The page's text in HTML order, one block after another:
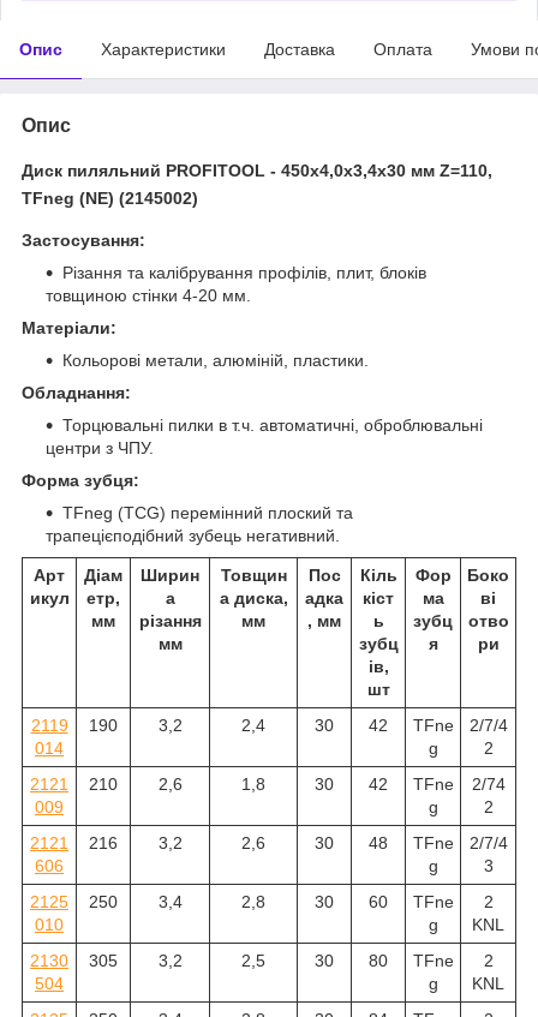
Опис Характеристики Доставка Оплата Умови
Опис
Диск пиляльний PROFITOOL - 450х4,0х3,4х30 мм Z=110,
TFneg (NE) (2145002)
Застосування:
Різання та калібрування профілів, плит, блоків
товщиною стінки 4-20 мм.
Матеріали:
Кольорові метали, алюміній, пластики.
Обладнання:
Торцювальні пилки в т.ч. автоматичні, оброблювальні
центри з ЧПУ.
Форма зубця:
TFneg (TCG) перемінний плоский та
трапецієподібний зубець негативний.
Арт
икул
Діам
етр,
мм
Ширин
а
різання
мм
Товщин
а диска,
мм
Пос
адка
, мм
Кіль
кіст
ь
зубц
ів,
шт
Фор
ма
зубц
я
Боко
ві
отво
ри
2119
014
190 3,2 2,4 30 42
TFne
g
2/7/4
2
2121
009
210 2,6 1,8 30 42
TFne
g
2/74
2
2121
606
216 3,2 2,6 30 48
TFne
g
2/7/4
3
2125
010
250 3,4 2,8 30 60
TFne
g
2
KNL
2130
504
305 3,2 2,5 30 80
TFne
g
2
KNL